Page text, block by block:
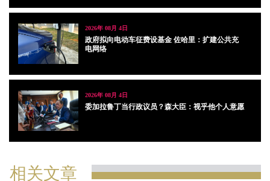
2026年 08月 4日
政府拟向电动车征费设基金 佐哈里：扩建公共充
电网络
2026年 08月 4日
委加拉鲁丁当行政议员？森大臣：视乎他个人意愿
相关文章